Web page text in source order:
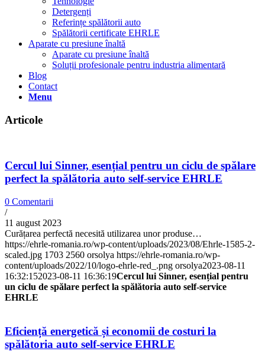
Detergenți
Referințe spălătorii auto
Spălătorii certificate EHRLE
Aparate cu presiune înaltă
Aparate cu presiune înaltă
Soluții profesionale pentru industria alimentară
Blog
Contact
Menu
Articole
Cercul lui Sinner, esențial pentru un ciclu de spălare
perfect la spălătoria auto self-service EHRLE
0 Comentarii
/
11 august 2023
Curățarea perfectă necesită utilizarea unor produse…
https://ehrle-romania.ro/wp-content/uploads/2023/08/Ehrle-1585-2-
scaled.jpg 1703 2560 orsolya https://ehrle-romania.ro/wp-
content/uploads/2022/10/logo-ehrle-red_.png orsolya2023-08-11
16:32:152023-08-11 16:36:19Cercul lui Sinner, esențial pentru
un ciclu de spălare perfect la spălătoria auto self-service
EHRLE
Eficiență energetică și economii de costuri la
spălătoria auto self-service EHRLE